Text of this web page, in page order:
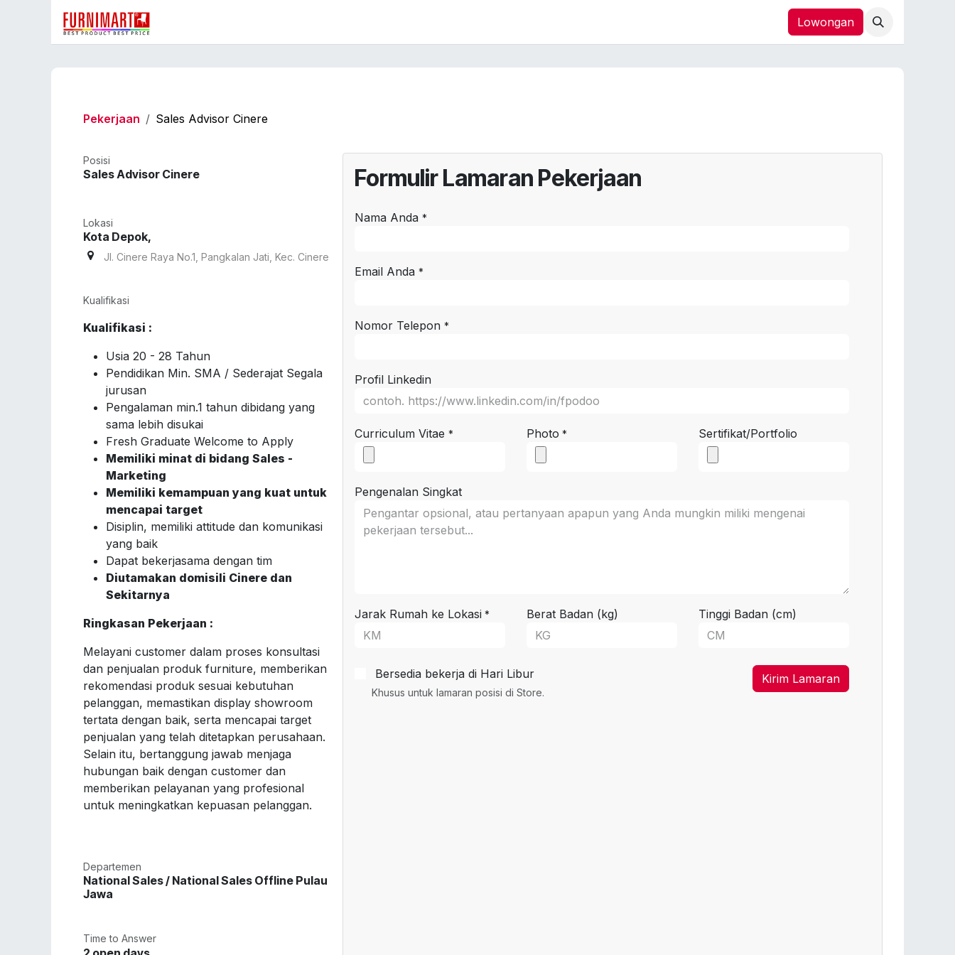
Lowongan
Pekerjaan Sales Advisor Cinere
Posisi
Sales Advisor Cinere
Lokasi
Kota Depok,
Jl. Cinere Raya No.1, Pangkalan Jati, Kec. Cinere
Kualifikasi
Kualifikasi :
Usia 20 - 28 Tahun
Pendidikan Min. SMA / Sederajat Segala
jurusan
Pengalaman min.1 tahun dibidang yang
sama lebih disukai
Fresh Graduate Welcome to Apply
Memiliki minat di bidang Sales -
Marketing
Memiliki kemampuan yang kuat untuk
mencapai target
Disiplin, memiliki attitude dan komunikasi
yang baik
Dapat bekerjasama dengan tim
Diutamakan domisili Cinere dan
Sekitarnya
Ringkasan Pekerjaan :
Melayani customer dalam proses konsultasi
dan penjualan produk furniture, memberikan
rekomendasi produk sesuai kebutuhan
pelanggan, memastikan display showroom
tertata dengan baik, serta mencapai target
penjualan yang telah ditetapkan perusahaan.
Selain itu, bertanggung jawab menjaga
hubungan baik dengan customer dan
memberikan pelayanan yang profesional
untuk meningkatkan kepuasan pelanggan.
Departemen
National Sales / National Sales Offline Pulau
Jawa
Time to Answer
Formulir Lamaran Pekerjaan
Nama Anda *
Email Anda *
Nomor Telepon *
Profil Linkedin
Curriculum Vitae * Photo * Sertifikat/Portfolio
Pengenalan Singkat
Jarak Rumah ke Lokasi * Berat Badan (kg) Tinggi Badan (cm)
Bersedia bekerja di Hari Libur
Khusus untuk lamaran posisi di Store.
Kirim Lamaran